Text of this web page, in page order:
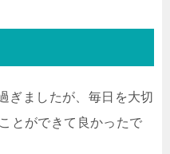
ぎましたが、毎日を大切
とができて良かったで